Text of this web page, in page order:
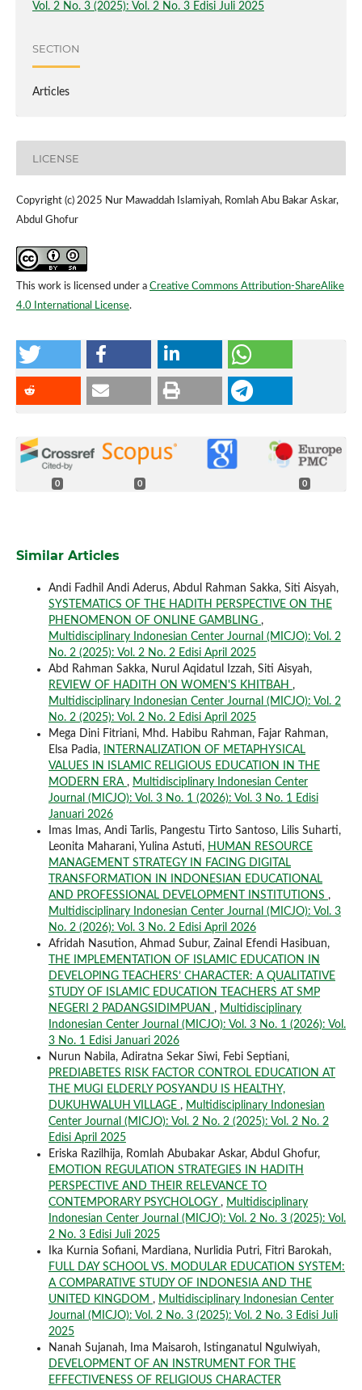
Vol. 2 No. 3 (2025): Vol. 2 No. 3 Edisi Juli 2025
SECTION
Articles
LICENSE
Copyright (c) 2025 Nur Mawaddah Islamiyah, Romlah Abu Bakar Askar,
Abdul Ghofur
This work is licensed under a Creative Commons Attribution-ShareAlike
4.0 International License.
0 0 0
Similar Articles
Andi Fadhil Andi Aderus, Abdul Rahman Sakka, Siti Aisyah,
SYSTEMATICS OF THE HADITH PERSPECTIVE ON THE
PHENOMENON OF ONLINE GAMBLING ,
Multidisciplinary Indonesian Center Journal (MICJO): Vol. 2
No. 2 (2025): Vol. 2 No. 2 Edisi April 2025
Abd Rahman Sakka, Nurul Aqidatul Izzah, Siti Aisyah,
REVIEW OF HADITH ON WOMEN'S KHITBAH ,
Multidisciplinary Indonesian Center Journal (MICJO): Vol. 2
No. 2 (2025): Vol. 2 No. 2 Edisi April 2025
Mega Dini Fitriani, Mhd. Habibu Rahman, Fajar Rahman,
Elsa Padia,
INTERNALIZATION OF METAPHYSICAL
VALUES IN ISLAMIC RELIGIOUS EDUCATION IN THE
MODERN ERA , Multidisciplinary Indonesian Center
Journal (MICJO): Vol. 3 No. 1 (2026): Vol. 3 No. 1 Edisi
Januari 2026
Imas Imas, Andi Tarlis, Pangestu Tirto Santoso, Lilis Suharti,
Leonita Maharani, Yulina Astuti, HUMAN RESOURCE
MANAGEMENT STRATEGY IN FACING DIGITAL
TRANSFORMATION IN INDONESIAN EDUCATIONAL
AND PROFESSIONAL DEVELOPMENT INSTITUTIONS ,
Multidisciplinary Indonesian Center Journal (MICJO): Vol. 3
No. 2 (2026): Vol. 3 No. 2 Edisi April 2026
Afridah Nasution, Ahmad Subur, Zainal Efendi Hasibuan,
THE IMPLEMENTATION OF ISLAMIC EDUCATION IN
DEVELOPING TEACHERS’ CHARACTER: A QUALITATIVE
STUDY OF ISLAMIC EDUCATION TEACHERS AT SMP
NEGERI 2 PADANGSIDIMPUAN , Multidisciplinary
Indonesian Center Journal (MICJO): Vol. 3 No. 1 (2026): Vol.
3 No. 1 Edisi Januari 2026
Nurun Nabila, Adiratna Sekar Siwi, Febi Septiani,
PREDIABETES RISK FACTOR CONTROL EDUCATION AT
THE MUGI ELDERLY POSYANDU IS HEALTHY,
DUKUHWALUH VILLAGE , Multidisciplinary Indonesian
Center Journal (MICJO): Vol. 2 No. 2 (2025): Vol. 2 No. 2
Edisi April 2025
Eriska Razilhija, Romlah Abubakar Askar, Abdul Ghofur,
EMOTION REGULATION STRATEGIES IN HADITH
PERSPECTIVE AND THEIR RELEVANCE TO
CONTEMPORARY PSYCHOLOGY , Multidisciplinary
Indonesian Center Journal (MICJO): Vol. 2 No. 3 (2025): Vol.
2 No. 3 Edisi Juli 2025
Ika Kurnia Sofiani, Mardiana, Nurlidia Putri, Fitri Barokah,
FULL DAY SCHOOL VS. MODULAR EDUCATION SYSTEM:
A COMPARATIVE STUDY OF INDONESIA AND THE
UNITED KINGDOM , Multidisciplinary Indonesian Center
Journal (MICJO): Vol. 2 No. 3 (2025): Vol. 2 No. 3 Edisi Juli
2025
Nanah Sujanah, Ima Maisaroh, Istinganatul Ngulwiyah,
DEVELOPMENT OF AN INSTRUMENT FOR THE
EFFECTIVENESS OF RELIGIOUS CHARACTER